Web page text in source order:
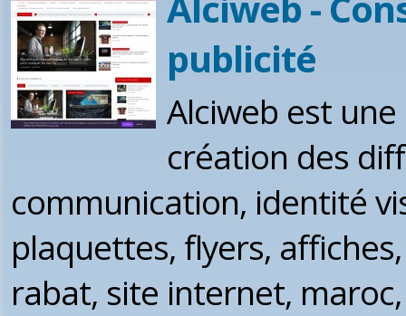
publicité
Alciweb est
création des
communication, identité
plaquettes, flyers,
rabat, site internet,